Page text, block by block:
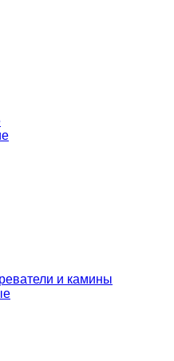
и камины